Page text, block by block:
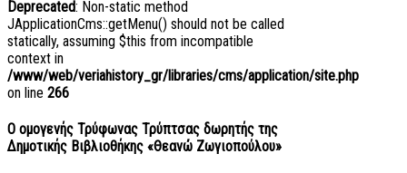
Deprecated: Non-static method
JApplicationCms::getMenu() should not be called
statically, assuming $this from incompatible
context in
/www/web/veriahistory_gr/libraries/cms/application/site.php
on line 266
Ο ομογενής Τρύφωνας Τρύπτσας δωρητής της
Δημοτικής Βιβλιοθήκης «Θεανώ Ζωγιοπούλου»